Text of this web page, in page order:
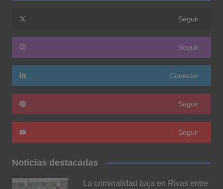
Seguir
Seguir
Conectar
Seguir
Seguir
Noticias destacadas
La criminalidad baja en Rivas entre